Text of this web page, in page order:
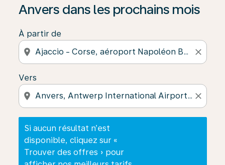
Anvers dans les prochains mois
À partir de
location_on close
Vers
location_on close
Si aucun résultat n’est
disponible, cliquez sur «
Trouver des offres » pour